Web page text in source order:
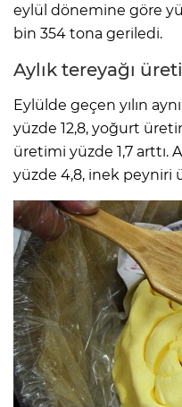
eylül dönemine göre
bin 354 tona geriledi.
Aylık tereyağı
Eylülde geçen yılın
yüzde 12,8, yoğurt
üretimi yüzde 1,7 arttı.
yüzde 4,8, inek peyniri